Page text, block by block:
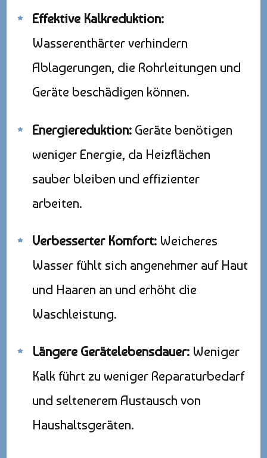
Effektive Kalkreduktion:
Wasserenthärter verhindern
Ablagerungen, die Rohrleitungen und
Geräte beschädigen können.
Energiereduktion: Geräte benötigen
weniger Energie, da Heizflächen
sauber bleiben und effizienter
arbeiten.
Verbesserter Komfort: Weicheres
Wasser fühlt sich angenehmer auf Haut
und Haaren an und erhöht die
Waschleistung.
Längere Gerätelebensdauer: Weniger
Kalk führt zu weniger Reparaturbedarf
und seltenerem Austausch von
Haushaltsgeräten.